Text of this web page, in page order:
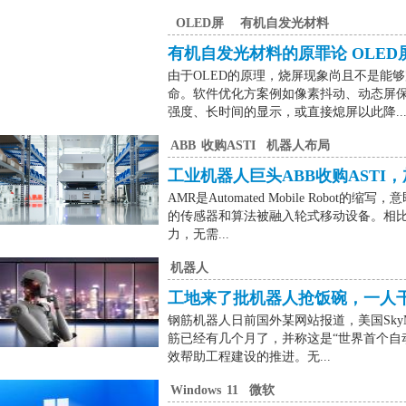
OLED屏 有机自发光材料
有机自发光材料的原罪论 OLED
由于OLED的原理，烧屏现象尚且不是能
命。软件优化方案例如像素抖动、动态屏
强度、长时间的显示，或直接熄屏以此降...
ABB 收购ASTI 机器人布局
工业机器人巨头ABB收购ASTI
AMR是Automated Mobile Robot的缩写，
的传感器和算法被融入轮式移动设备。相
力，无需...
机器人
工地来了批机器人抢饭碗，一人
钢筋机器人日前国外某网站报道，美国
筋已经有几个月了，并称这是“世界首个
效帮助工程建设的推进。无...
Windows 11 微软